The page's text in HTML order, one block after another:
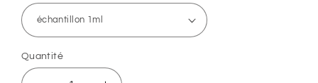
Quantité